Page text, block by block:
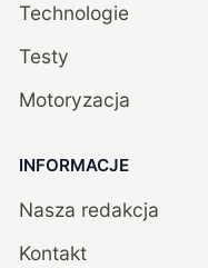
Technologie
Testy
Motoryzacja
INFORMACJE
Nasza redakcja
Kontakt